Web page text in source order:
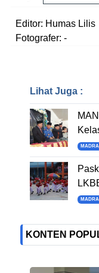
Editor: Humas Lilis
Fotografer: -
Lihat Juga :
KONTEN